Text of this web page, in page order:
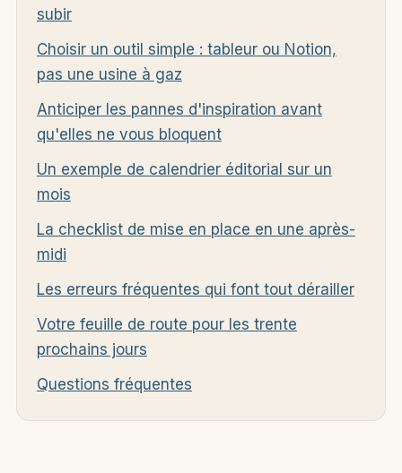
subir
Choisir un outil simple : tableur ou Notion,
pas une usine à gaz
Anticiper les pannes d'inspiration avant
qu'elles ne vous bloquent
Un exemple de calendrier éditorial sur un
mois
La checklist de mise en place en une après-
midi
Les erreurs fréquentes qui font tout dérailler
Votre feuille de route pour les trente
prochains jours
Questions fréquentes